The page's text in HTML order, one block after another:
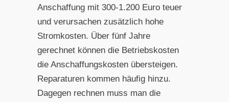
Anschaffung mit 300-1.200 Euro teuer
und verursachen zusätzlich hohe
Stromkosten. Über fünf Jahre
gerechnet können die Betriebskosten
die Anschaffungskosten übersteigen.
Reparaturen kommen häufig hinzu.
Dagegen rechnen muss man die